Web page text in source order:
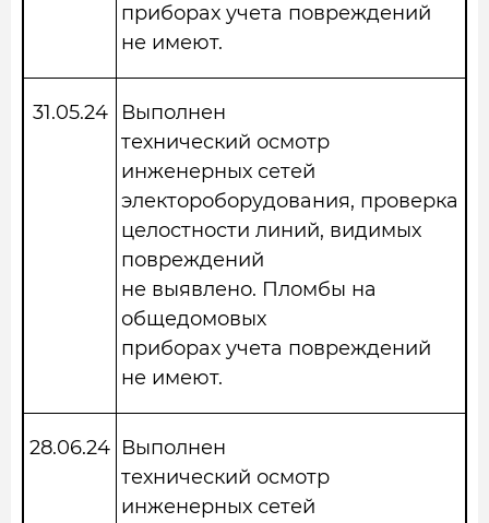
приборах учета повреждений
не имеют.
31.05.24
Выполнен
технический осмотр
инженерных сетей
электороборудования, проверка
целостности линий, видимых
повреждений
не выявлено. Пломбы на
общедомовых
приборах учета повреждений
не имеют.
28.06.24 Выполнен
технический осмотр
инженерных сетей